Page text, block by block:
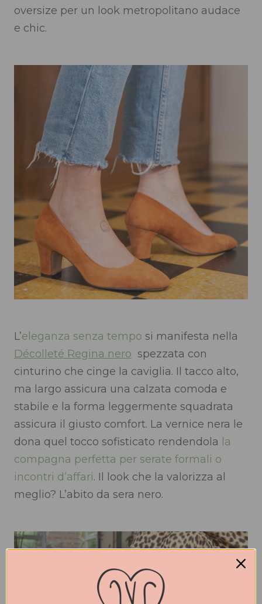
oversize per un look metropolitano audace
e chic.
L’eleganza senza tempo si manifesta nella
Décolleté Regina nero spezzata con
cinturino che cinge la caviglia. Il tacco alto,
ma largo assicura una calzata comoda e
stabile e la forma leggermente squadrata
assicura il giusto comfort. La vernice nera le
dona quel tocco sofisticato rendendola la
compagna perfetta per serate formali o
incontri d’affari. Il look che la valorizza al
meglio? L’abito da sera nero.